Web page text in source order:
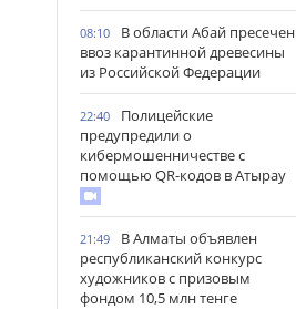
08:10
В области Абай пресечен
ввоз карантинной древесины
из Российской Федерации
22:40
Полицейские
предупредили о
кибермошенничестве с
помощью QR-кодов в Атырау
21:49
В Алматы объявлен
республиканский конкурс
художников с призовым
фондом 10,5 млн тенге